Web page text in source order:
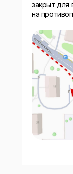
закрыт для
на